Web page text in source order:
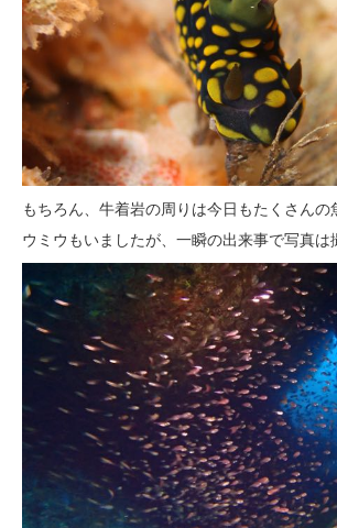
もちろん、牛着岩の周りは今日もたくさんの
ウミウもいましたが、一瞬の出来事で写真は